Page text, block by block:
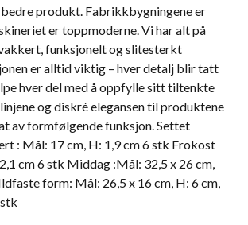
produkt. Fabrikkbygningene er
er toppmoderne. Vi har alt på
funksjonelt og slitesterkt
er alltid viktig – hver detalj blir tatt
hver del med å oppfylle sitt tiltenkte
og diskré elegansen til produktene
av formfølgende funksjon. Settet
: Mål: 17 cm, H: 1,9 cm 6 stk Frokost
cm 6 stk Middag :Mål: 32,5 x 26 cm,
form: Mål: 26,5 x 16 cm, H: 6 cm,